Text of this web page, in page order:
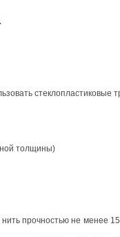
стеклопластиковые
толщины)
прочностью не менее 15